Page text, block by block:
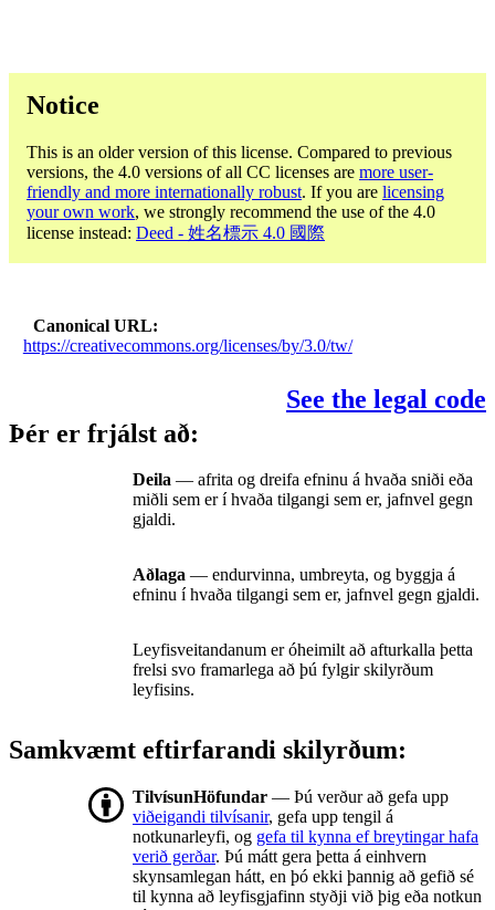
Notice
This is an older version of this license. Compared to previous
versions, the 4.0 versions of all CC licenses are more user-
friendly and more internationally robust. If you are licensing
your own work, we strongly recommend the use of the 4.0
license instead: Deed - 姓名標示 4.0 國際
Canonical URL
https://creativecommons.org/licenses/by/3.0/tw/
See the legal code
Þér er frjálst að:
Deila — afrita og dreifa efninu á hvaða sniði eða
miðli sem er í hvaða tilgangi sem er, jafnvel gegn
gjaldi.
Aðlaga — endurvinna, umbreyta, og byggja á
efninu í hvaða tilgangi sem er, jafnvel gegn gjaldi.
Leyfisveitandanum er óheimilt að afturkalla þetta
frelsi svo framarlega að þú fylgir skilyrðum
leyfisins.
Samkvæmt eftirfarandi skilyrðum:
TilvísunHöfundar — Þú verður að gefa upp
viðeigandi tilvísanir, gefa upp tengil á
notkunarleyfi, og gefa til kynna ef breytingar hafa
verið gerðar. Þú mátt gera þetta á einhvern
skynsamlegan hátt, en þó ekki þannig að gefið sé
til kynna að leyfisgjafinn styðji við þig eða notkun